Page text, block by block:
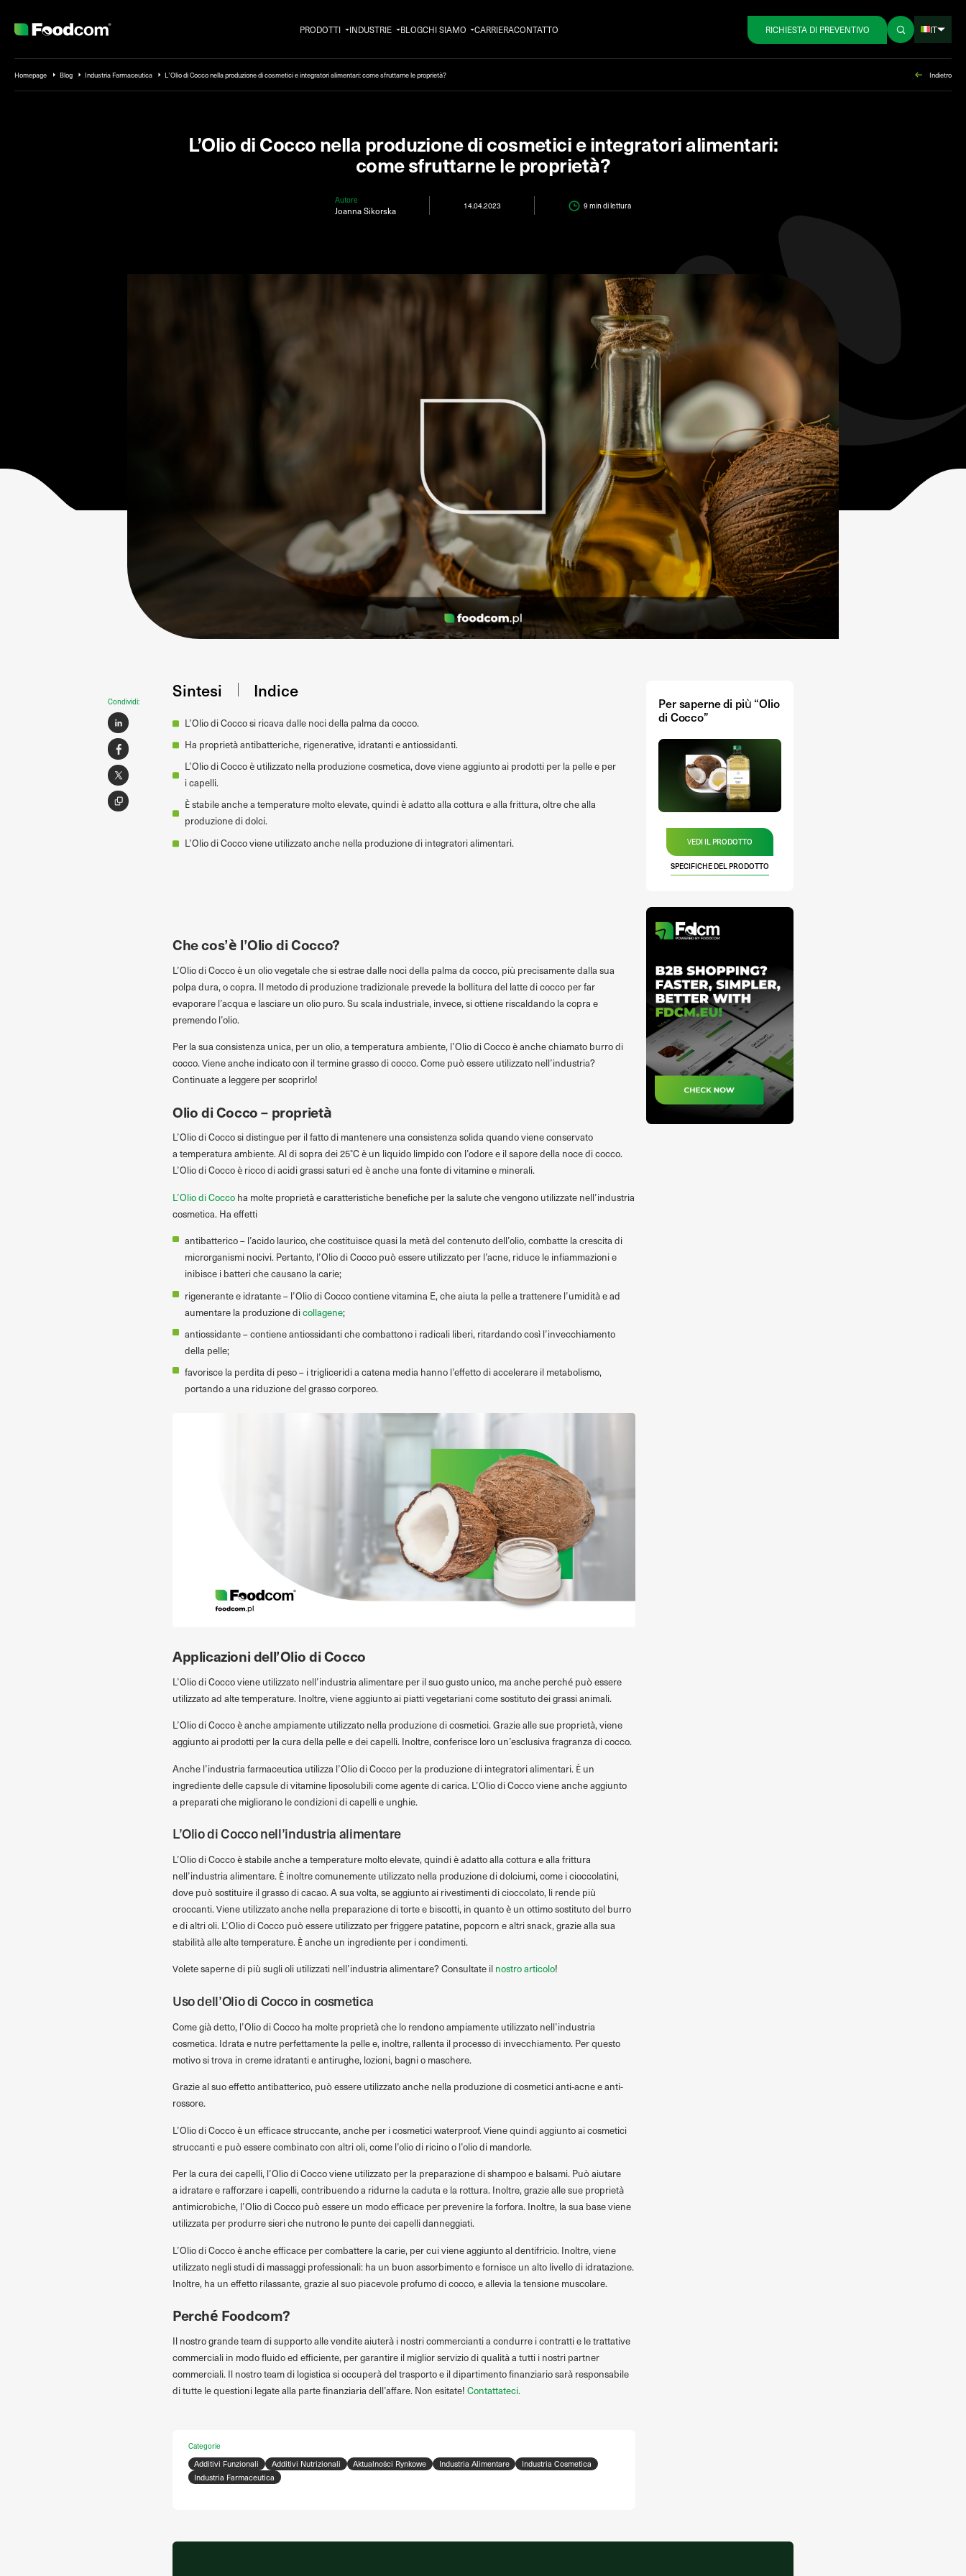
PRODOTTI INDUSTRIE BLOGCHI SIAMO CARRIERACONTATTO RICHIESTA DI PREVENTIVO IT
Homepage Blog Industria Farmaceutica L’Olio di Cocco nella produzione di cosmetici e integratori alimentari: come sfruttarne le proprietà? Indietro
L’Olio di Cocco nella produzione di cosmetici e integratori alimentari:
come sfruttarne le proprietà?
Autore
Joanna Sikorska 14.04.2023 9 mindi lettura
Condividi:
Sintesi Indice
L’Olio di Cocco si ricava dalle noci della palma da cocco.
Ha proprietà antibatteriche, rigenerative, idratanti e antiossidanti.
L’Olio di Cocco è utilizzato nella produzione cosmetica, dove viene aggiunto ai prodotti per la pelle e per
i capelli.
È stabile anche a temperature molto elevate, quindi è adatto alla cottura e alla frittura, oltre che alla
produzione di dolci.
L’Olio di Cocco viene utilizzato anche nella produzione di integratori alimentari.
Che cos’è l’Olio di Cocco?
L’Olio di Cocco è un olio vegetale che si estrae dalle noci della palma da cocco, più precisamente dalla sua
polpa dura, o copra. Il metodo di produzione tradizionale prevede la bollitura del latte di cocco per far
evaporare l’acqua e lasciare un olio puro. Su scala industriale, invece, si ottiene riscaldando la copra e
premendo l’olio.
Per la sua consistenza unica, per un olio, a temperatura ambiente, l’Olio di Cocco è anche chiamato burro di
cocco. Viene anche indicato con il termine grasso di cocco. Come può essere utilizzato nell’industria?
Continuate a leggere per scoprirlo!
Olio di Cocco – proprietà
L’Olio di Cocco si distingue per il fatto di mantenere una consistenza solida quando viene conservato
a temperatura ambiente. Al di sopra dei 25°C è un liquido limpido con l’odore e il sapore della noce di cocco.
L’Olio di Cocco è ricco di acidi grassi saturi ed è anche una fonte di vitamine e minerali.
L’Olio di Coccoha molte proprietà e caratteristiche benefiche per la salute che vengono utilizzate nell’industria
cosmetica. Ha effetti
antibatterico – l’acido laurico, che costituisce quasi la metà del contenuto dell’olio, combatte la crescita di
microrganismi nocivi. Pertanto, l’Olio di Cocco può essere utilizzato per l’acne, riduce le infiammazioni e
inibisce i batteri che causano la carie;
rigenerante e idratante – l’Olio di Cocco contiene vitamina E, che aiuta la pelle a trattenere l’umidità e ad
aumentare la produzione dicollagene;
antiossidante – contiene antiossidanti che combattono i radicali liberi, ritardando così l’invecchiamento
della pelle;
favorisce la perdita di peso – i trigliceridi a catena media hanno l’effetto di accelerare il metabolismo,
portando a una riduzione del grasso corporeo.
Applicazioni dell’Olio di Cocco
L’Olio di Cocco viene utilizzato nell’industria alimentare per il suo gusto unico, ma anche perché può essere
utilizzato ad alte temperature. Inoltre, viene aggiunto ai piatti vegetariani come sostituto dei grassi animali.
L’Olio di Cocco è anche ampiamente utilizzato nella produzione di cosmetici. Grazie alle sue proprietà, viene
aggiunto ai prodotti per la cura della pelle e dei capelli. Inoltre, conferisce loro un’esclusiva fragranza di cocco.
Anche l’industria farmaceutica utilizza l’Olio di Cocco per la produzione di integratori alimentari. È un
ingrediente delle capsule di vitamine liposolubili come agente di carica. L’Olio di Cocco viene anche aggiunto
a preparati che migliorano le condizioni di capelli e unghie.
L’Olio di Cocco nell’industria alimentare
L’Olio di Cocco è stabile anche a temperature molto elevate, quindi è adatto alla cottura e alla frittura
nell’industria alimentare. È inoltre comunemente utilizzato nella produzione di dolciumi, come i cioccolatini,
dove può sostituire il grasso di cacao. A sua volta, se aggiunto ai rivestimenti di cioccolato, li rende più
croccanti. Viene utilizzato anche nella preparazione di torte e biscotti, in quanto è un ottimo sostituto del burro
e di altri oli. L’Olio di Cocco può essere utilizzato per friggere patatine, popcorn e altri snack, grazie alla sua
stabilità alle alte temperature. È anche un ingrediente per i condimenti.
Volete saperne di più sugli oli utilizzati nell’industria alimentare? Consultate il nostro articolo!
Uso dell’Olio di Cocco in cosmetica
Come già detto, l’Olio di Cocco ha molte proprietà che lo rendono ampiamente utilizzato nell’industria
cosmetica. Idrata e nutre perfettamente la pelle e, inoltre, rallenta il processo di invecchiamento. Per questo
motivo si trova in creme idratanti e antirughe, lozioni, bagni o maschere.
Grazie al suo effetto antibatterico, può essere utilizzato anche nella produzione di cosmetici anti-acne e anti-
rossore.
L’Olio di Cocco è un efficace struccante, anche per i cosmetici waterproof. Viene quindi aggiunto ai cosmetici
struccanti e può essere combinato con altri oli, come l’olio di ricino o l’olio di mandorle.
Per la cura dei capelli, l’Olio di Cocco viene utilizzato per la preparazione di shampoo e balsami. Può aiutare
a idratare e rafforzare i capelli, contribuendo a ridurne la caduta e la rottura. Inoltre, grazie alle sue proprietà
antimicrobiche, l’Olio di Cocco può essere un modo efficace per prevenire la forfora. Inoltre, la sua base viene
utilizzata per produrre sieri che nutrono le punte dei capelli danneggiati.
L’Olio di Cocco è anche efficace per combattere la carie, per cui viene aggiunto al dentifricio. Inoltre, viene
utilizzato negli studi di massaggi professionali: ha un buon assorbimento e fornisce un alto livello di idratazione.
Inoltre, ha un effetto rilassante, grazie al suo piacevole profumo di cocco, e allevia la tensione muscolare.
Perché Foodcom?
Il nostro grande team di supporto alle vendite aiuterà i nostri commercianti a condurre i contratti e le trattative
commerciali in modo fluido ed efficiente, per garantire il miglior servizio di qualità a tutti i nostri partner
commerciali. Il nostro team di logistica si occuperà del trasporto e il dipartimento finanziario sarà responsabile
di tutte le questioni legate alla parte finanziaria dell’affare. Non esitate! Contattateci.
Categorie
Additivi Funzionali Additivi Nutrizionali Aktualności Rynkowe Industria Alimentare
Industria Cosmetica
Industria Farmaceutica
Per saperne di più “Olio
di Cocco”
VEDI IL PRODOTTO
SPECIFICHE DEL PRODOTTO